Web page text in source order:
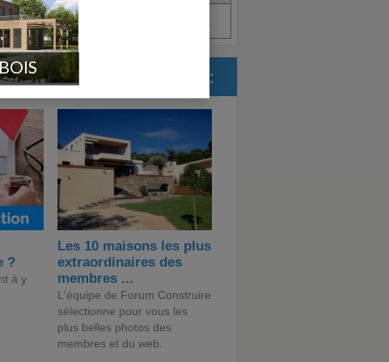
NC - (35) Aout 2017
ForumConstruire.com :
?
à y
Les 10 maisons les plus
extraordinaires des
membres ...
L'équipe de Forum Construire
sélectionne pour vous les
plus belles photos des
membres et du web.